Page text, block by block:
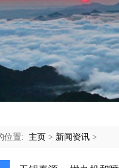
位置: 主页 > 新闻资讯 >